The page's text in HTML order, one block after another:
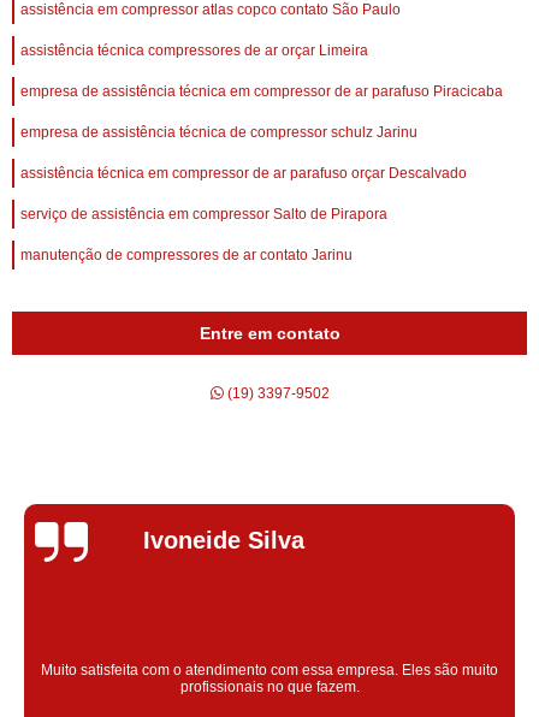
assistência em compressor atlas copco contato São Paulo
assistência técnica compressores de ar orçar Limeira
empresa de assistência técnica em compressor de ar parafuso Piracicaba
empresa de assistência técnica de compressor schulz Jarinu
assistência técnica em compressor de ar parafuso orçar Descalvado
serviço de assistência em compressor Salto de Pirapora
manutenção de compressores de ar contato Jarinu
Entre em contato
(19) 3397-9502
Silvana Alves
Super satisfeita com o serviço prestado, atendimento muito bom!
colaoradores educado e transparente, destaque para o colaborador
Claudinei excelente profissional!